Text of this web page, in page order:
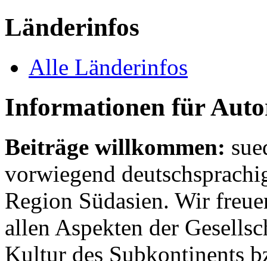
Länderinfos
Alle Länderinfos
Informationen für
Beiträge willkommen:
vorwiegend
Region Südasien. Wir
allen Aspekten der
Kultur des Subkontinents